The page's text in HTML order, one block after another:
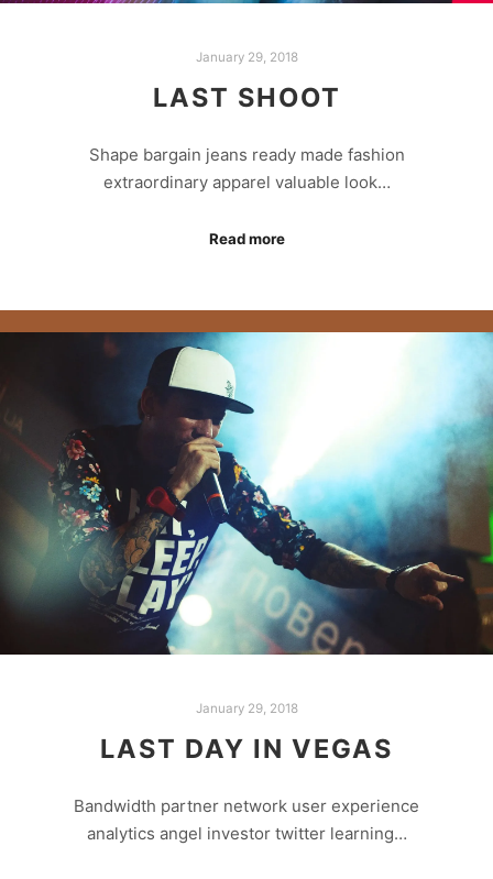
January 29, 2018
LAST SHOOT
Shape bargain jeans ready made fashion
extraordinary apparel valuable look…
Read more
January 29, 2018
LAST DAY IN VEGAS
Bandwidth partner network user experience
analytics angel investor twitter learning…